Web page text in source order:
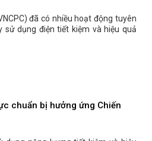
đã có nhiều hoạt động tuyên
dụng điện tiết kiệm và hiệu quả
chuẩn bị hưởng ứng Chiến